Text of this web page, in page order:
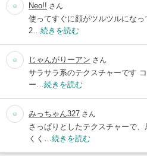
Neo!! さん
使ってすぐに顔がツルツルにな
2… 続きを読む
じゃんがりーアン さん
サラサラ系のテクスチャーです
ー… 続きを読む
みっちゃん327 さん
さっぱりとしたテクスチャーで
くく… 続きを読む